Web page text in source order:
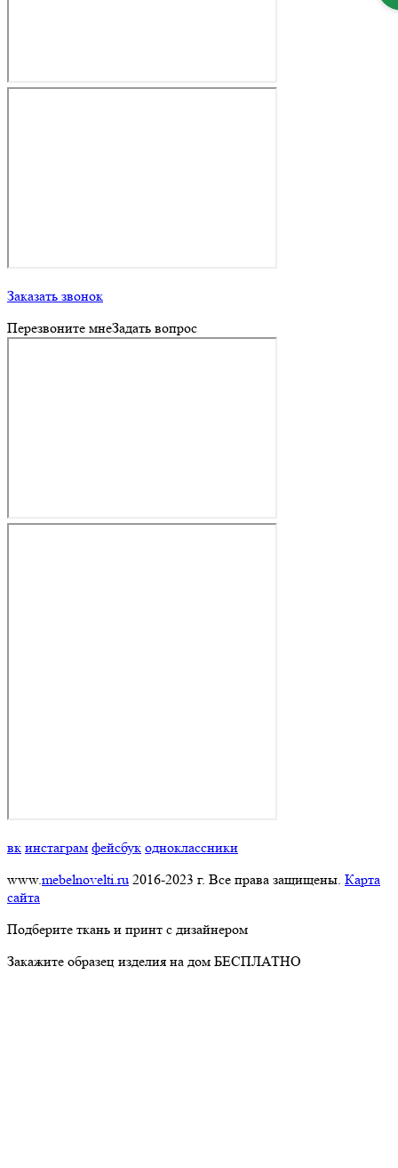
Заказать звонок
Перезвоните мнеЗадать вопрос
вк инстаграм фейсбук одноклассники
www.mebelnovelti.ru 2016-2023 г. Все права защищены. Карта
сайта
Подберите ткань и принт с дизайнером
Закажите образец изделия на дом БЕСПЛАТНО